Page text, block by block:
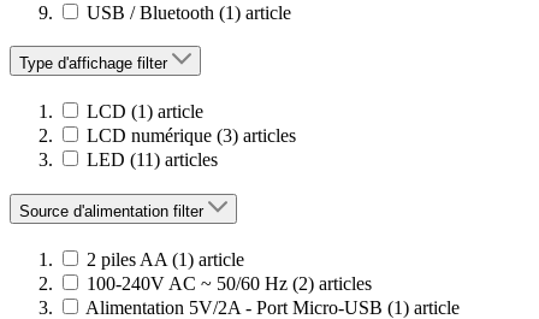
USB / Bluetooth (1) article
Type d'affichage filter
LCD (1) article
LCD numérique (3) articles
LED (11) articles
Source d'alimentation filter
2 piles AA (1) article
100-240V AC ~ 50/60 Hz (2) articles
Alimentation 5V/2A - Port Micro-USB (1) article